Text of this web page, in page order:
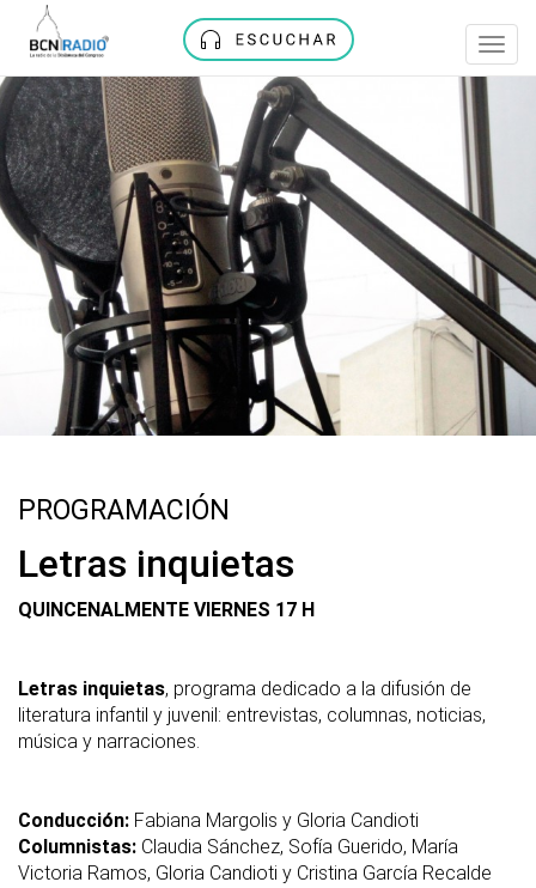
PROGRAMACIÓN
Letras inquietas
QUINCENALMENTE VIERNES 17 H
Letras inquietas, programa dedicado a la difusión de
literatura infantil y juvenil: entrevistas, columnas, noticias,
música y narraciones.
Conducción: Fabiana Margolis y Gloria Candioti
Columnistas: Claudia Sánchez, Sofía Guerido, María
Victoria Ramos, Gloria Candioti y Cristina García Recalde